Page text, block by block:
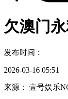
欠澳门
发布时间：
2026-03-16 05:51
来源： 壹号娱乐